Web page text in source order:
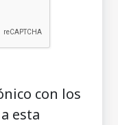
con los
esta